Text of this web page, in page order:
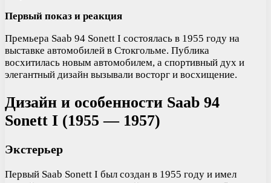
Первый показ и реакция
Премьера Saab 94 Sonett I состоялась в 1955 году на
выставке автомобилей в Стокгольме. Публика
восхитилась новым автомобилем, а спортивный дух и
элегантный дизайн вызывали восторг и восхищение.
Дизайн и особенности Saab 94
Sonett I (1955 — 1957)
Экстерьер
Первый Saab Sonett I был создан в 1955 году и имел